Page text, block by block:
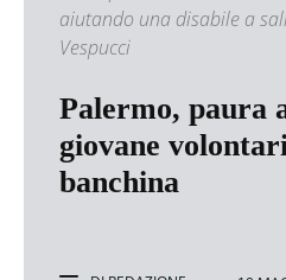
aiutando una disabile a
Vespucci
Palermo, paura
giovane
banchina